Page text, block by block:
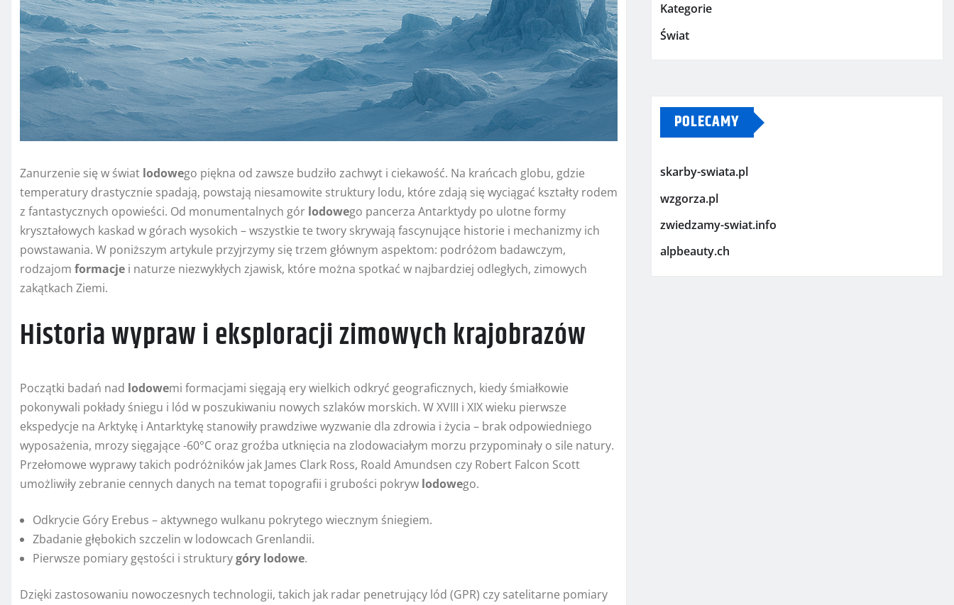
Zanurzenie się w świat lodowego piękna od zawsze budziło zachwyt i ciekawość. Na krańcach globu, gdzie
temperatury drastycznie spadają, powstają niesamowite struktury lodu, które zdają się wyciągać kształty rodem
z fantastycznych opowieści. Od monumentalnych gór lodowego pancerza Antarktydy po ulotne formy
kryształowych kaskad w górach wysokich – wszystkie te twory skrywają fascynujące historie i mechanizmy ich
powstawania. W poniższym artykule przyjrzymy się trzem głównym aspektom: podróżom badawczym,
rodzajom formacje i naturze niezwykłych zjawisk, które można spotkać w najbardziej odległych, zimowych
zakątkach Ziemi.
Historia wypraw i eksploracji zimowych krajobrazów
Początki badań nad lodowemi formacjami sięgają ery wielkich odkryć geograficznych, kiedy śmiałkowie
pokonywali pokłady śniegu i lód w poszukiwaniu nowych szlaków morskich. W XVIII i XIX wieku pierwsze
ekspedycje na Arktykę i Antarktykę stanowiły prawdziwe wyzwanie dla zdrowia i życia – brak odpowiedniego
wyposażenia, mrozy sięgające -60°C oraz groźba utknięcia na zlodowaciałym morzu przypominały o sile natury.
Przełomowe wyprawy takich podróżników jak James Clark Ross, Roald Amundsen czy Robert Falcon Scott
umożliwiły zebranie cennych danych na temat topografii i grubości pokryw lodowego.
Odkrycie Góry Erebus – aktywnego wulkanu pokrytego wiecznym śniegiem.
Zbadanie głębokich szczelin w lodowcach Grenlandii.
Pierwsze pomiary gęstości i strukturygóry lodowe.
Dzięki zastosowaniu nowoczesnych technologii, takich jak radar penetrujący lód (GPR) czy satelitarne pomiary
Kategorie
Świat
POLECAMY
skarby-swiata.pl
wzgorza.pl
zwiedzamy-swiat.info
alpbeauty.ch